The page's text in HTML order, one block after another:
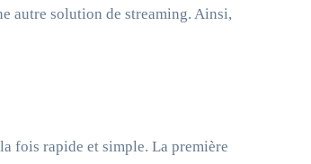
autre solution de streaming. Ainsi,
fois rapide et simple. La première